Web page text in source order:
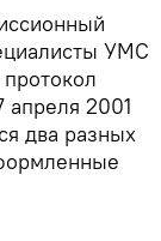
УМС
апреля 2001
два разных